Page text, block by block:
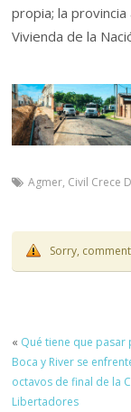
propia; la
Vivienda de la
Agmer, Civil Crece
Sorry,
« Qué tiene que pasar
Boca y River se
octavos de final de la
Libertadores